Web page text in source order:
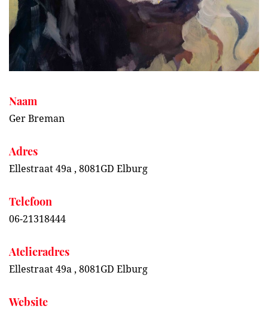
Naam
Ger Breman
Adres
Ellestraat 49a , 8081GD Elburg
Telefoon
06-21318444
Atelieradres
Ellestraat 49a , 8081GD Elburg
Website